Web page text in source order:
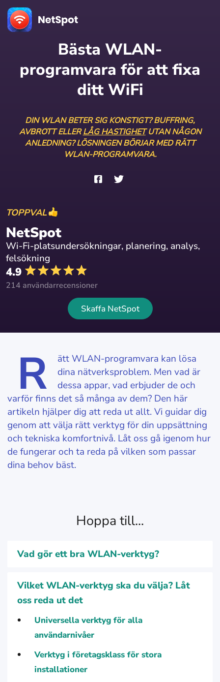
Bästa WLAN-
programvara för att fixa
ditt WiFi
DIN WLAN BETER SIG KONSTIGT? BUFFRING,
AVBROTT ELLERLÅG HASTIGHETUTAN NÅGON
ANLEDNING? LÖSNINGEN BÖRJAR MED RÄTT
WLAN-PROGRAMVARA.
TOPPVAL
NetSpot
Wi-Fi-platsundersökningar, planering, analys,
felsökning
4.9
214 användarrecensioner
Skaffa NetSpot
R
ätt WLAN-programvara kan lösa
dina nätverksproblem. Men vad är
dessa appar, vad erbjuder de och
varför finns det så många av dem? Den här
artikeln hjälper dig att reda ut allt. Vi guidar dig
genom att välja rätt verktyg för din uppsättning
och tekniska komfortnivå. Låt oss gå igenom hur
de fungerar och ta reda på vilken som passar
dina behov bäst.
Hoppa till...
Vad gör ett bra WLAN-verktyg?
Vilket WLAN-verktyg ska du välja? Låt
oss reda ut det
Universella verktyg för alla
användarnivåer
Verktyg i företagsklass för stora
installationer